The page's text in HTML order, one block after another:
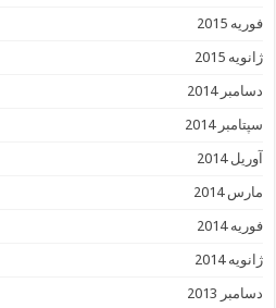
فوریه 2015
ژانویه 2015
دسامبر 2014
سپتامبر 2014
آوریل 2014
مارس 2014
فوریه 2014
ژانویه 2014
دسامبر 2013